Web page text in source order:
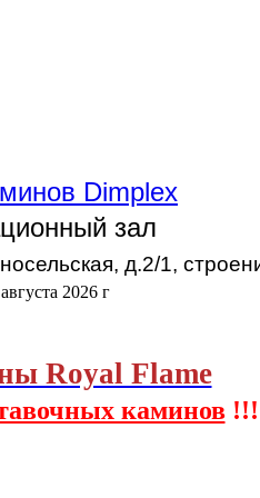
Dimplex
зал
д.2/1,
2026 г
Royal Flame
каминов!!!